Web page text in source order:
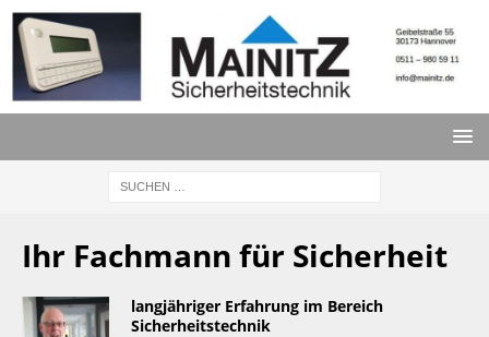
Ihr Fachmann für Sicherheit
langjähriger Erfahrung im Bereich
Sicherheitstechnik